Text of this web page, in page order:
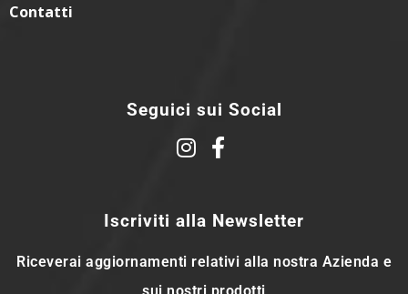
Contatti
Seguici sui Social
Iscriviti alla Newsletter
Riceverai aggiornamenti relativi alla nostra Azienda e
sui nostri prodotti